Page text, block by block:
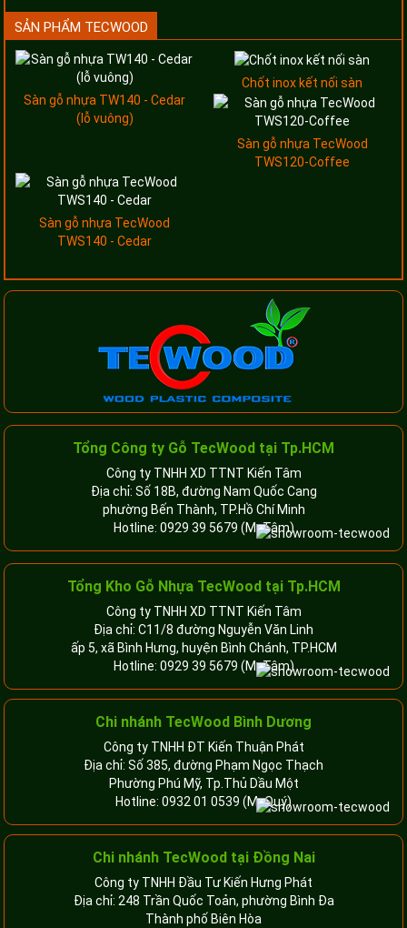
SẢN PHẨM TECWOOD
Sàn gỗ nhựa TW140 - Cedar
(lỗ vuông)
Chốt inox kết nối sàn
Sàn gỗ nhựa TecWood
TWS120-Coffee
Sàn gỗ nhựa TecWood
TWS140 - Cedar
Tổng Công ty Gỗ TecWood tại Tp.HCM
Công ty TNHH XD TTNT Kiến Tâm
Địa chỉ: Số 18B, đường Nam Quốc Cang
phường Bến Thành, TP.Hồ Chí Minh
Hotline: 0929 39 5679 (Mr.Tâm)
Tổng Kho Gỗ Nhựa TecWood tại Tp.HCM
Công ty TNHH XD TTNT Kiến Tâm
Địa chỉ: C11/8 đường Nguyễn Văn Linh
ấp 5, xã Bình Hưng, huyện Bình Chánh, TP.HCM
Hotline: 0929 39 5679 (Mr.Tâm)
Chi nhánh TecWood Bình Dương
Công ty TNHH ĐT Kiến Thuận Phát
Địa chỉ: Số 385, đường Phạm Ngọc Thạch
Phường Phú Mỹ, Tp.Thủ Dầu Một
Hotline: 0932 01 0539 (Mr.Quý)
Chi nhánh TecWood tại Đồng Nai
Công ty TNHH Đầu Tư Kiến Hưng Phát
Địa chỉ: 248 Trần Quốc Toản, phường Bình Đa
Thành phố Biên Hòa